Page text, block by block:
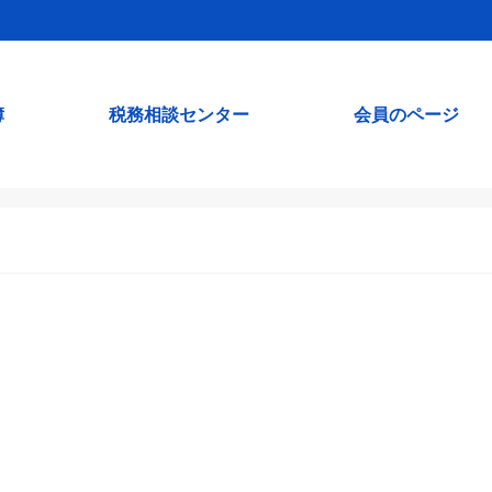
税務相談センター 会員のページ